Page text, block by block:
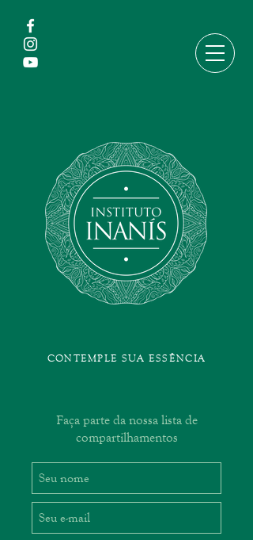
CONTEMPLE SUA ESSÊNCIA
Faça parte da nossa lista de
compartilhamentos